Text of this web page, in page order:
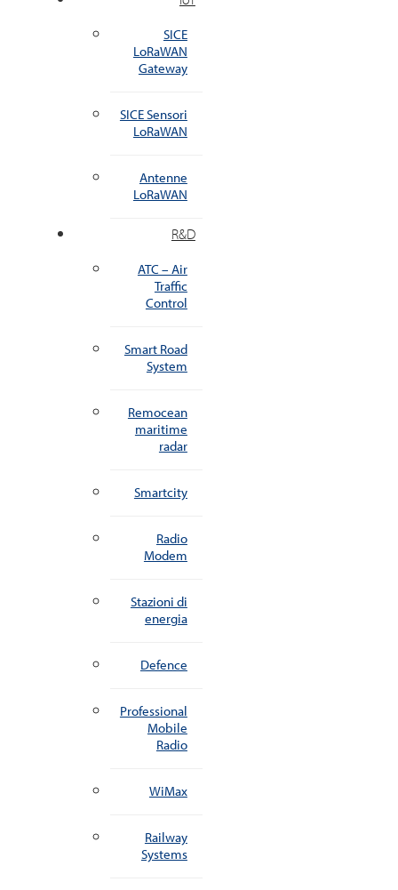
SICE
LoRaWAN
Gateway
SICE Sensori
LoRaWAN
Antenne
LoRaWAN
R&D
ATC – Air
Traffic
Control
Smart Road
System
Remocean
maritime
radar
Smartcity
Radio
Modem
Stazioni di
energia
Defence
Professional
Mobile
Radio
WiMax
Railway
Systems